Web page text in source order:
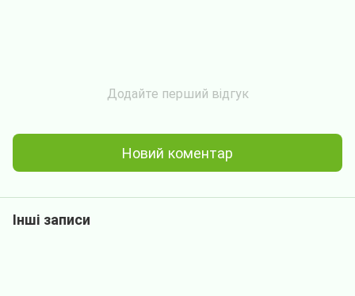
Додайте перший відгук
Новий коментар
Інші записи